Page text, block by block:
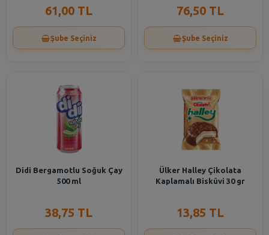
61,00 TL
Şube Seçiniz
76,50 TL
Şube Seçiniz
Didi Bergamotlu Soğuk Çay
500 ml
38,75 TL
Ülker Halley Çikolata
Kaplamalı Bisküvi 30 gr
13,85 TL